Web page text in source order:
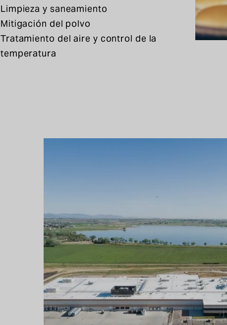
Limpieza y saneamiento
Mitigación del polvo
Tratamiento del aire y control de la
temperatura